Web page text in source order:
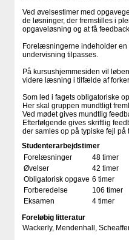
Ved øvelsestimer med
de løsninger, der fremstilles i
opgaveløsning og at få
Forelæsningerne indeholder
undervisning tilpasses.
På kursushjemmesiden vil
videre læsning i tilfælde af
Som led i fagets obligatoriske
Her skal gruppen mundtligt
Ved mødet gives mundtlig
Efterfølgende gives skriftlig
der samles op på typiske fejl
Studenterarbejdstimer
Forelæsninger
48 timer
Øvelser
42 timer
Obligatorisk opgave 6 timer
Forberedelse
106 timer
Eksamen
4 timer
Foreløbig litteratur
Wackerly, Mendenhall,